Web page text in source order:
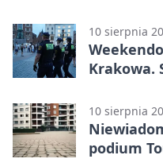
10 sierpnia
Krakowa.
10 sierpnia
podium